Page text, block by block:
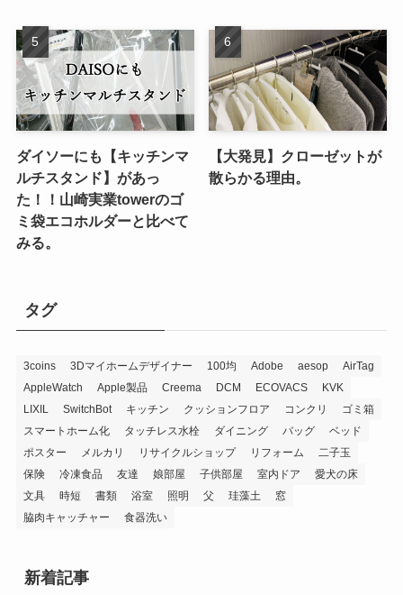
ダイソーにも【キッチンマ
ルチスタンド】があっ
た！！山崎実業towerのゴ
ミ袋エコホルダーと比べて
みる。
【大発見】クローゼットが
散らかる理由。
タグ
3coins 3Dマイホームデザイナー 100均 Adobe aesop
AirTag
AppleWatch
Apple製品 Creema DCM ECOVACS
KVK
LIXIL
SwitchBot キッチン クッションフロア コンクリ
ゴミ箱
スマートホーム化
タッチレス水栓 ダイニング バッグ
ベッド
ポスター
メルカリ リサイクルショップ リフォーム
二子玉
保険
冷凍食品 友達 娘部屋 子供部屋 室内ドア
愛犬の床
文具
時短 書類 浴室 照明 父 珪藻土
窓
脇肉キャッチャー
食器洗い
新着記事